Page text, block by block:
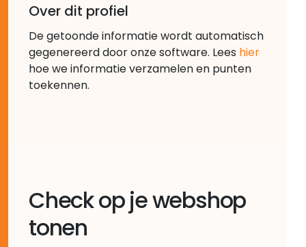
Over dit profiel
De getoonde informatie wordt automatisch
gegenereerd door onze software. Lees hier
hoe we informatie verzamelen en punten
toekennen.
Check op je webshop
tonen